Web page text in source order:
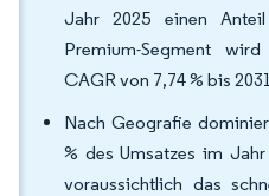
Jahr 2025 einen
Premium-Segment
CAGR von 7,74 % bis
Nach Geografie
% des Umsatzes im
voraussichtlich das